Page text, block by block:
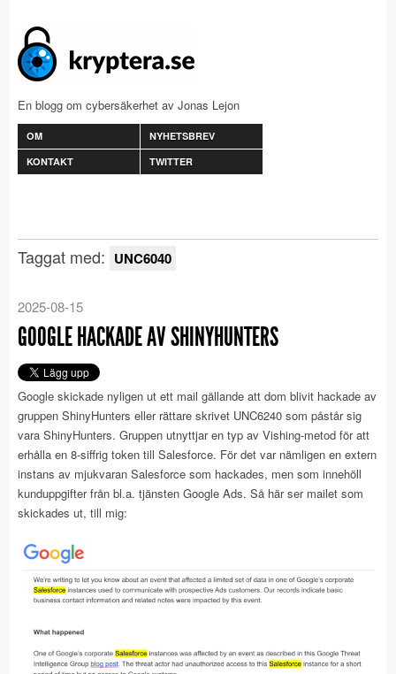
En blogg om cybersäkerhet av Jonas Lejon
OM
NYHETSBREV
KONTAKT
TWITTER
Taggat med: UNC6040
2025-08-15
GOOGLE HACKADE AV SHINYHUNTERS
Google skickade nyligen ut ett mail gällande att dom blivit hackade av
gruppen ShinyHunters eller rättare skrivet UNC6240 som påstår sig
vara ShinyHunters. Gruppen utnyttjar en typ av Vishing-metod för att
erhålla en 8-siffrig token till Salesforce. För det var nämligen en extern
instans av mjukvaran Salesforce som hackades, men som innehöll
kunduppgifter från bl.a. tjänsten Google Ads. Så här ser mailet som
skickades ut, till mig: